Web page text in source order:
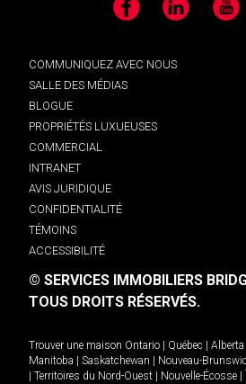
Facebook LinkedIn
COMMUNIQUEZ AVEC NOUS
SALLE DES MÉDIAS
BLOGUE
PROPRIÉTÉS LUXUEUSES
COMMERCIAL
INTRANET
AVIS JURIDIQUE
CONFIDENTIALITÉ
TÉMOINS
ACCESSIBILITÉ
© SERVICES IMMOBILIERS
TOUS DROITS RÉSERVÉS.
Trouver une maison Ontario Québec Alberta
Manitoba
Saskatchewan Nouveau-
Territoires du Nord-Ouest Nouvelle-Écosse